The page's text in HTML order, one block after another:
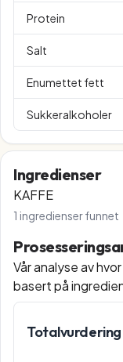
Protein
Salt
Enumettet fett
Sukkeralkoholer
Ingredienser
KAFFE
1 ingredienser funnet
Vår analyse av
basert på
Totalvurdering